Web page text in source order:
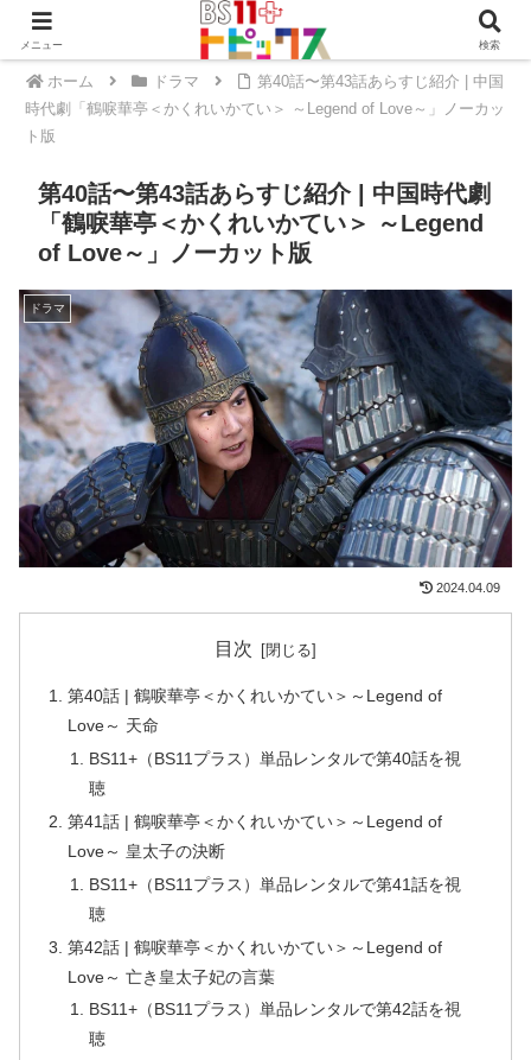
ホーム ドラマ
第40話〜第43話あらすじ紹介 | 中国
時代劇「鶴唳華亭＜かくれいかてい＞ ～Legend of Love～」ノーカッ
ト版
第40話〜第43話あらすじ紹介 | 中国時代劇
「鶴唳華亭＜かくれいかてい＞ ～Legend
of Love～」ノーカット版
ドラマ
2024.04.09
目次
第40話 | 鶴唳華亭＜かくれいかてい＞～Legend of
Love～ 天命
BS11+（BS11プラス）単品レンタルで第40話を視
聴
第41話 | 鶴唳華亭＜かくれいかてい＞～Legend of
Love～ 皇太子の決断
BS11+（BS11プラス）単品レンタルで第41話を視
聴
第42話 | 鶴唳華亭＜かくれいかてい＞～Legend of
Love～ 亡き皇太子妃の言葉
BS11+（BS11プラス）単品レンタルで第42話を視
聴
メニュー 検索